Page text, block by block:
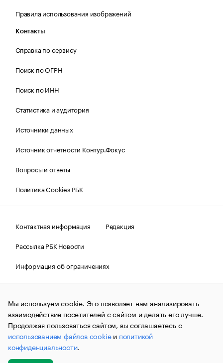
Правила использования изображений
Контакты
Справка по сервису
Поиск по ОГРН
Поиск по ИНН
Статистика и аудитория
Источники данных
Источник отчетности Контур.Фокус
Вопросы и ответы
Политика Cookies РБК
Контактная информация
Редакция
Рассылка РБК Новости
Информация об ограничениях
Правовая информация
О соблюдении авторских прав
© АО «РОСБИЗНЕСКОНСАЛТИНГ»,1995–2026.Сообщения
и материалы информационного агентства «РБК»
(зарегистрировано Федеральной службой по надзору в сфере
связи, информационных технологий и массовых
коммуникаций (Роскомнадзор) 09.12.2015 за номером ИА
№ФС77-63848) сопровождаются пометкой «РБК». Отдельные
публикации могут содержать информацию,
не предназначенную для пользователей
Мы используем cookie. Это позволяет нам анализировать
взаимодействие посетителей с сайтом и делать его лучше.
Продолжая пользоваться сайтом, вы соглашаетесь с
использованием файлов cookieи политикой
конфиденциальности.